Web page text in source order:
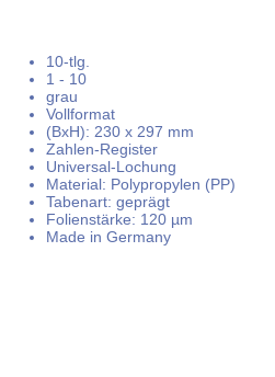
10-tlg.
1 - 10
grau
Vollformat
(BxH): 230 x 297 mm
Zahlen-Register
Universal-Lochung
Material: Polypropylen (PP)
Tabenart: geprägt
Folienstärke: 120 µm
Made in Germany